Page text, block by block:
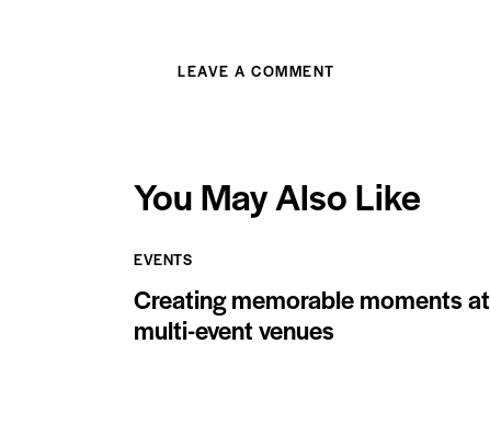
You May Also Like
EVENTS
Creating memorable moments at
multi-event venues